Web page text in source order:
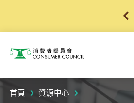
消費者委員會
首頁 資源中心